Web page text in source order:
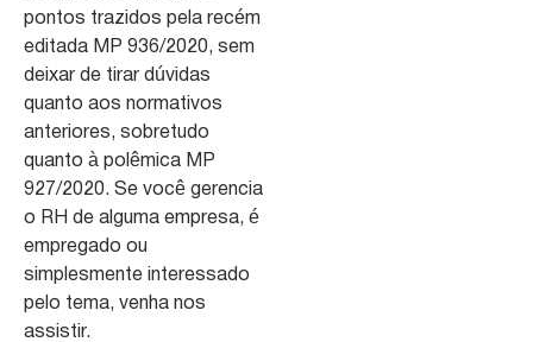
pontos trazidos pela recém
editada MP 936/2020, sem
deixar de tirar dúvidas
quanto aos normativos
anteriores, sobretudo
quanto à polêmica MP
927/2020. Se você gerencia
o RH de alguma empresa, é
empregado ou
simplesmente interessado
pelo tema, venha nos
assistir.